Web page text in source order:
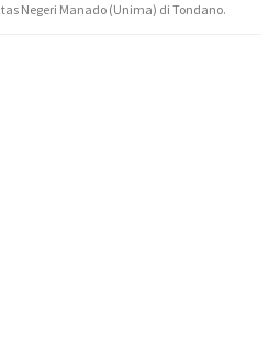
Negeri Manado (Unima) di Tondano.